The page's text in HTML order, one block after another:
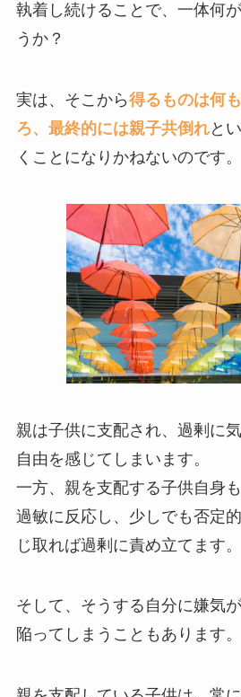
執着し続けることで、一体何
うか？
実は、そこから得るものは何
ろ、最終的には親子共倒れと
くことになりかねないのです。
親は子供に支配され、過剰に
自由を感じてしまいます。
一方、親を支配する子供自身
過敏に反応し、少しでも否定
じ取れば過剰に責め立てます。
そして、そうする自分に嫌気
陥ってしまうこともあります。